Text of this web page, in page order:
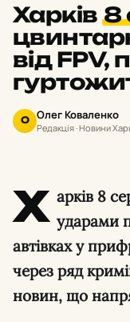
Харків8
від FPV,
О Олег Коваленко
Редакція · Новини
Х арків 8
ударами
автівках у
через ряд
новин, що